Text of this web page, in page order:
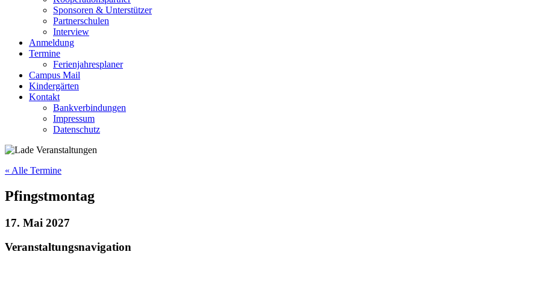
Sponsoren & Unterstützer
Partnerschulen
Interview
Anmeldung
Termine
Ferienjahresplaner
Campus Mail
Kindergärten
Kontakt
Bankverbindungen
Impressum
Datenschutz
« Alle Termine
Pfingstmontag
17. Mai 2027
Veranstaltungsnavigation